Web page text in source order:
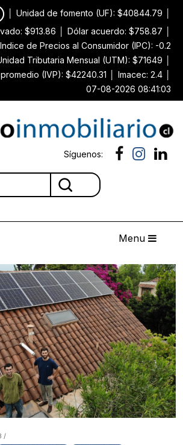
Unidad de fomento (UF): $40844.79
$913.86
Dólar acuerdo: $758.87
Indice de Precios al Consumidor (IPC): -0.2
Tributaria Mensual (UTM): $71649
(IVP): $42240.31
Imacec: 2.4
07-08-2026 08:41:03
Síguenos:
Menu
/